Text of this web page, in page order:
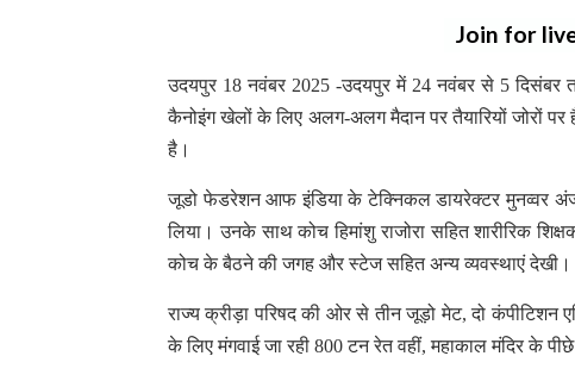
Join for
उदयपुर 18 नवंबर 2025 -उदयपुर में 24 नवंबर से 5 दिसंबर
कैनोइंग खेलों के लिए अलग-अलग मैदान पर तैयारियों जोरों पर
है।
जूडो फेडरेशन आफ इंडिया के टेक्निकल डायरेक्टर मुनव्वर
लिया। उनके साथ कोच हिमांशु राजोरा सहित शारीरिक
कोच के बैठने की जगह और स्टेज सहित अन्य व्यवस्थाएं देखी।
राज्य क्रीड़ा परिषद की ओर से तीन जूड़ो मेट, दो कंपीटिशन
के लिए मंगवाई जा रही 800 टन रेत वहीं, महाकाल मंदिर के